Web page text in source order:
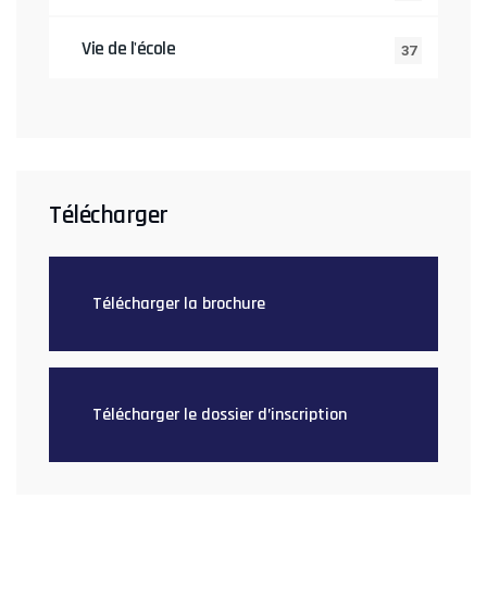
Vie de l'école 37
Télécharger
Télécharger la brochure
Télécharger le dossier d’inscription